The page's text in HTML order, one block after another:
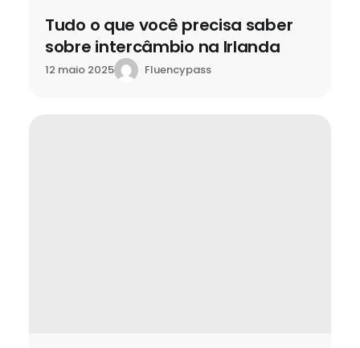
Tudo o que você precisa saber
sobre intercâmbio na Irlanda
12 maio 2025 Fluencypass